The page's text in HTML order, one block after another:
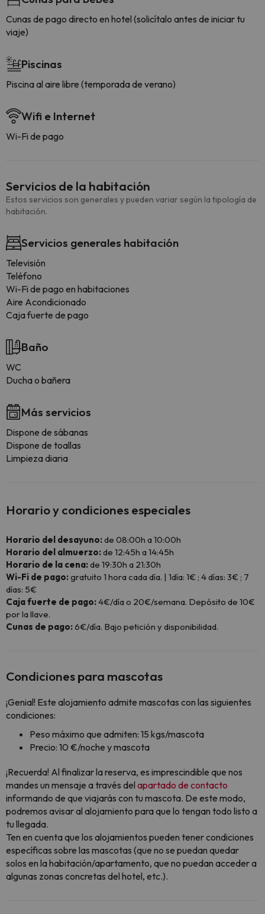
Cunas de pago directo en hotel (solicítalo antes de iniciar tu
viaje)
Piscinas
Piscina al aire libre (temporada de verano)
Wifi e Internet
Wi-Fi de pago
Servicios de la habitación
Estos servicios son generales y pueden variar según la tipología de
habitación.
Servicios generales habitación
Televisión
Teléfono
Wi-Fi de pago en habitaciones
Aire Acondicionado
Caja fuerte de pago
Baño
WC
Ducha o bañera
Más servicios
Dispone de sábanas
Dispone de toallas
Limpieza diaria
Horario y condiciones especiales
Horario del desayuno:de 08:00h a 10:00h
Horario del almuerzo:de 12:45h a 14:45h
Horario de la cena:de 19:30h a 21:30h
Wi-Fi de pago:gratuito 1 hora cada día. | 1día: 1€ ; 4 días: 3€ ; 7
días: 5€
Caja fuerte de pago:4€/día o 20€/semana. Depósito de 10€
por la llave.
Cunas de pago:6€/día. Bajo petición y disponibilidad.
Condiciones para mascotas
¡Genial! Este alojamiento admite mascotas con las siguientes
condiciones:
Peso máximo que admiten: 15 kgs/mascota
Precio: 10 €/noche y mascota
¡Recuerda! Al finalizar la reserva, es imprescindible que nos
mandes un mensaje a través del apartado de contacto
informando de que viajarás con tu mascota. De este modo,
podremos avisar al alojamiento para que lo tengan todo listo a
tu llegada.
Ten en cuenta que los alojamientos pueden tener condiciones
específicas sobre las mascotas (que no se puedan quedar
solos en la habitación/apartamento, que no puedan acceder a
algunas zonas concretas del hotel, etc.).